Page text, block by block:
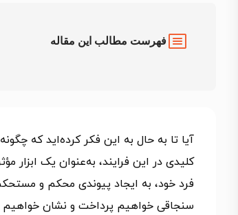
فهرست مطالب این مقاله
آیا تا به حال به این فکر کرده‌اید که
کلیدی در این فرایند، به‌عنوان یک
فرد خود، به ایجاد پیوندی محکم و
سنجاقی خواهیم پرداخت و نشان خواهیم